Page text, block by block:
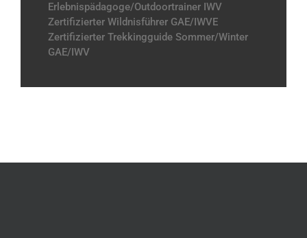
Erlebnispädagoge/Outdoortrainer IWV
Zertifizierter Wildnisführer GAE/IWVE
Zertifizierter Trekkingguide Sommer/Winter
GAE/IWV